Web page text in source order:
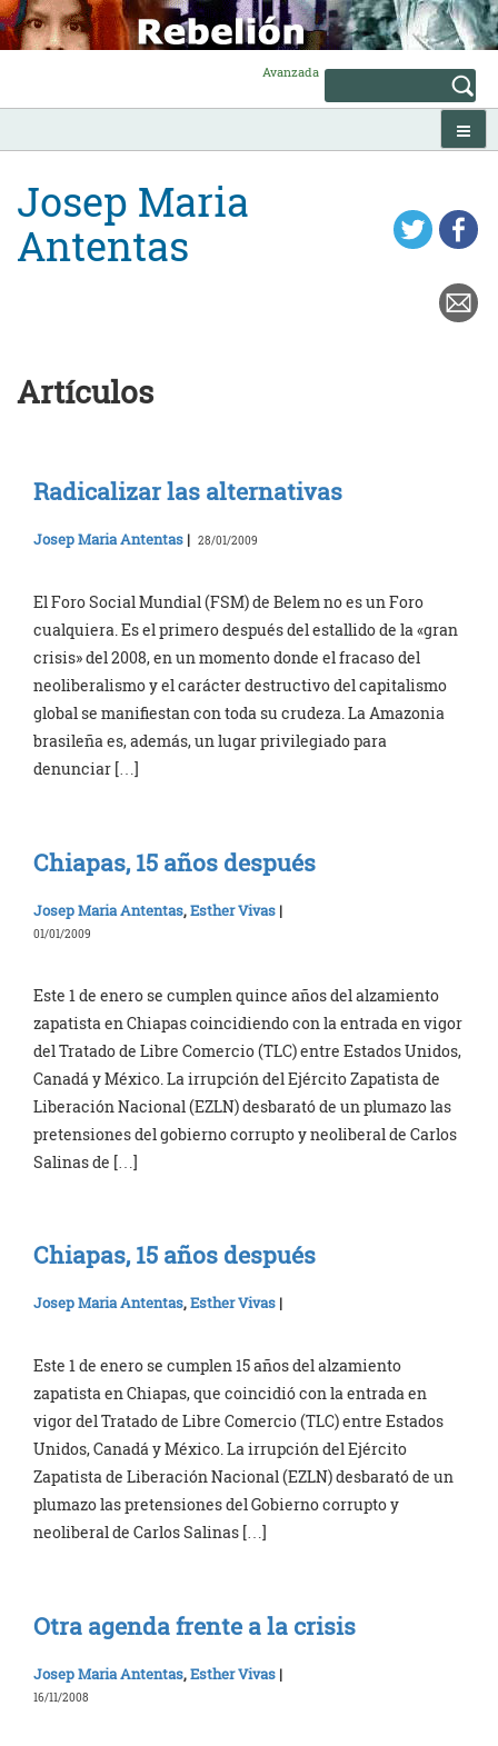
Skip
to
content
Avanzada
Josep Maria
Antentas
Artículos
Radicalizar las alternativas
Josep Maria Antentas | 28/01/2009
El Foro Social Mundial (FSM) de Belem no es un Foro
cualquiera. Es el primero después del estallido de la «gran
crisis» del 2008, en un momento donde el fracaso del
neoliberalismo y el carácter destructivo del capitalismo
global se manifiestan con toda su crudeza. La Amazonia
brasileña es, además, un lugar privilegiado para
denunciar […]
Chiapas, 15 años después
Josep Maria Antentas,Esther Vivas |
01/01/2009
Este 1 de enero se cumplen quince años del alzamiento
zapatista en Chiapas coincidiendo con la entrada en vigor
del Tratado de Libre Comercio (TLC) entre Estados Unidos,
Canadá y México. La irrupción del Ejército Zapatista de
Liberación Nacional (EZLN) desbarató de un plumazo las
pretensiones del gobierno corrupto y neoliberal de Carlos
Salinas de […]
Chiapas, 15 años después
Josep Maria Antentas,Esther Vivas |
Este 1 de enero se cumplen 15 años del alzamiento
zapatista en Chiapas, que coincidió con la entrada en
vigor del Tratado de Libre Comercio (TLC) entre Estados
Unidos, Canadá y México. La irrupción del Ejército
Zapatista de Liberación Nacional (EZLN) desbarató de un
plumazo las pretensiones del Gobierno corrupto y
neoliberal de Carlos Salinas […]
Otra agenda frente a la crisis
Josep Maria Antentas,Esther Vivas |
16/11/2008